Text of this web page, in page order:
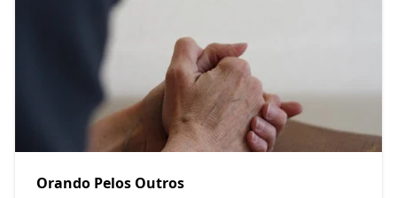
Orando Pelos Outros